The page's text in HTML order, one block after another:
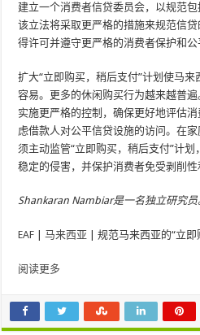
建立一个消费者信贷委员会，以规范包
该立法将采取更严格的措施来规范信
得许可并遵守更严格的消费者保护和公
扩大“立即购买，稍后支付”计划使马
容易。更多的休闲购买行为越来越普
实施更严格的控制，确保更好地评估
虑借款人对公平信贷设施的访问。在
须主动监管“立即购买，稍后支付”计
稳定的侵害，并保护消费者免受剥削性
Shankaran Nambiar是一名独立研究员
EAF |马来西亚 |规范马来西亚的“立
阅读更多